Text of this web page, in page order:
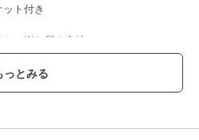
ト付き
で楽な履き心地
、程よいゆとりがあるシルエット